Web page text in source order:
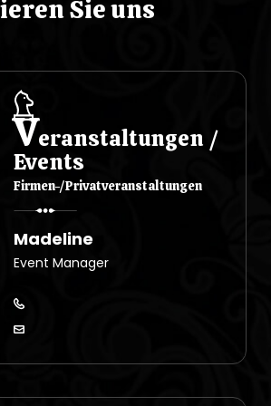
Sie uns
Veranstaltungen /
Events
Firmen-/Privatveranstaltungen
Madeline
Event Manager